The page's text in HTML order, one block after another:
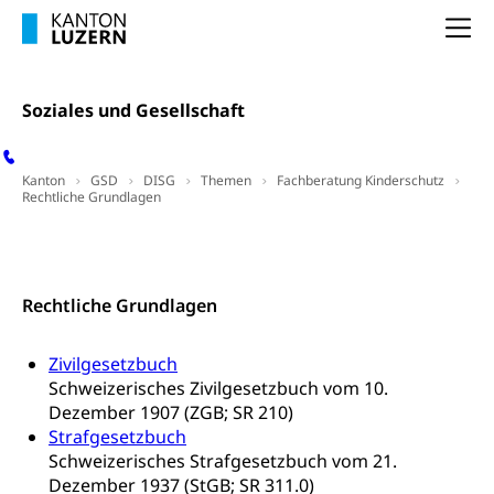
Soziales und Gesellschaft
Kanton GSD DISG Themen
Fachberatung Kinderschutz
Rechtliche Grundlagen
Rechtliche Grundlagen
Zivilgesetzbuch
Schweizerisches Zivilgesetzbuch vom 10.
Dezember 1907 (ZGB; SR 210)
Strafgesetzbuch
Schweizerisches Strafgesetzbuch vom 21.
Dezember 1937 (StGB; SR 311.0)
Altersvorsorge (gruezi.lu.ch)
Bildung und Forschung
Forschungsförderung, Wissenschaftsmarketing,
Wissenschaft, Forschung, Entwicklung, Projekte
Innovative Projekte Landwirtschaft und
Erwachsenenbildung und Weiterbildung
Umschulung, zweiter Bildungsweg,
Studienberatung, Beratung und Unterstützung,
Erwachsenenmatura
Bildungsgutscheine Grundkompetenzen
Bildung & Berufsabschluss für Erwachsene
Berufliche Grundbildung
Lehre, Berufsfachschule, Lehrbetrieb, Lehrvertrag,
Berufsberatung, Qualifikationsverfahren,
Berufswahl & Berufsberatung, Schnupperlehre und
Lehrstellensuche, Berufsmaturität,